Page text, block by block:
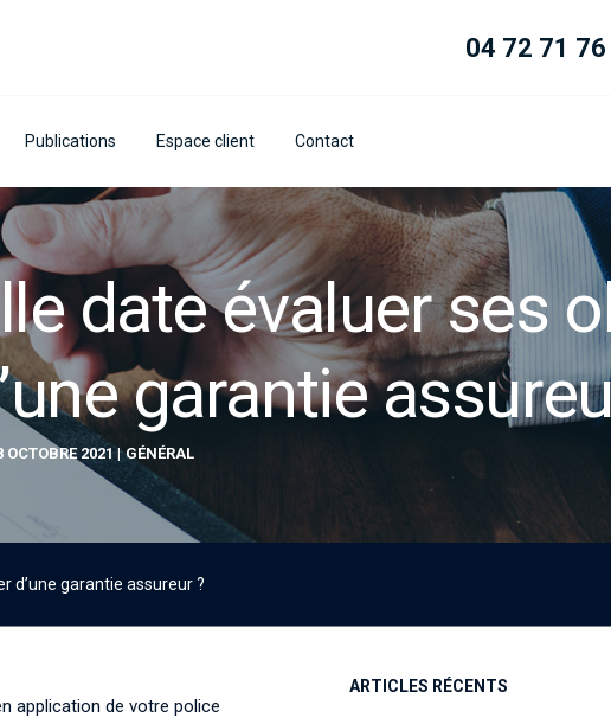
04 72 71 76
Publications Espace client Contact
date évaluer ses
garantie
OCTOBRE 2021 GÉNÉRAL
d’une garantie assureur ?
application de votre police
ARTICLES RÉCENTS